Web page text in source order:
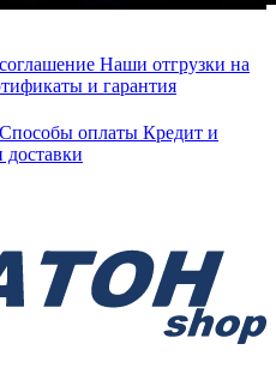
Наши отгрузки на
и гарантия
Способы оплаты Кредит и
доставки